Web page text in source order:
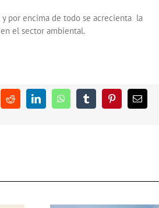
por encima de todo se acrecienta la
el sector ambiental.
RedditLinkedInWhatsAppTumblrPinterestCorreo